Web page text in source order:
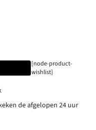
[node-product-
wishlist]
de afgelopen 24 uur